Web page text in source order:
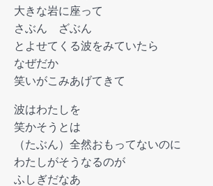
大きな岩に座って
さぶん ざぶん
とよせてくる波をみていたら
なぜだか
笑いがこみあげてきて
波はわたしを
笑かそうとは
（たぶん）全然おもってないのに
わたしがそうなるのが
ふしぎだなあ